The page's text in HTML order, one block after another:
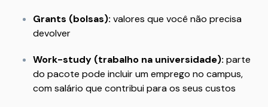
Grants (bolsas): valores que você não precisa
devolver
Work-study (trabalho na universidade): parte
do pacote pode incluir um emprego no campus,
com salário que contribui para os seus custos